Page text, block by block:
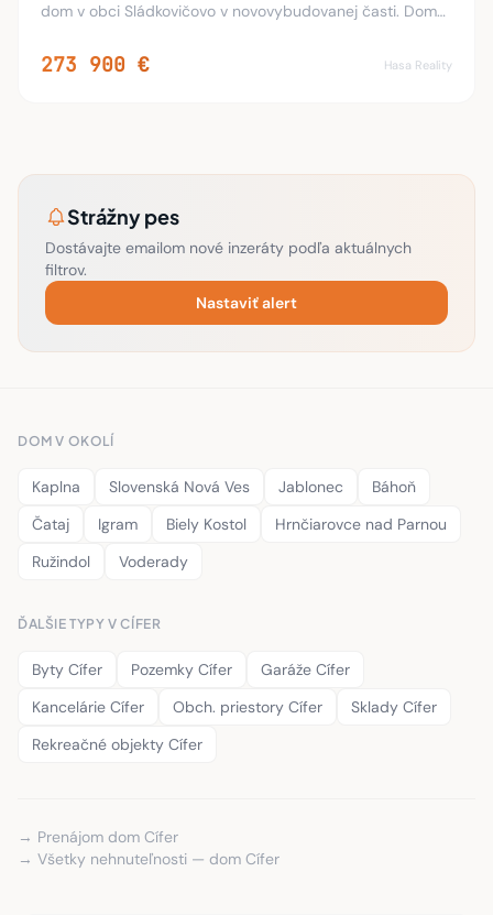
dom v obci Sládkovičovo v novovybudovanej časti. Dom
domov (2008). Pozemok je 230 m2, úžitková plo
273 900 € Hasa Reality
Strážny pes
Dostávajte emailom nové inzeráty podľa aktuálnych
filtrov.
Nastaviť alert
DOM V OKOLÍ
Kaplna Slovenská Nová Ves Jablonec
Báhoň
Čataj
Igram Biely Kostol
Hrnčiarovce nad Parnou
Ružindol
Voderady
ĎALŠIE TYPY V CÍFER
Byty Cífer Pozemky Cífer
Garáže Cífer
Kancelárie Cífer
Obch. priestory Cífer
Sklady Cífer
Rekreačné objekty Cífer
→ Prenájom dom Cífer
→ Všetky nehnuteľnosti — dom Cífer